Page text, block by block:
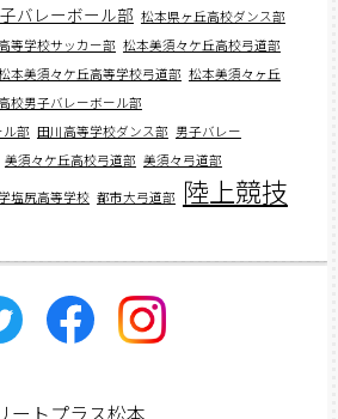
バレーボール部 松本県ヶ丘高校ダンス部
等学校サッカー部 松本美須々ケ丘高校弓道部
本美須々ケ丘高等学校弓道部 松本美須々ヶ丘
校男子バレーボール部
部 田川高等学校ダンス部 男子バレー
美須々ケ丘高校弓道部 美須々弓道部
塩尻高等学校 都市大弓道部 陸上競技
ートプラス松本